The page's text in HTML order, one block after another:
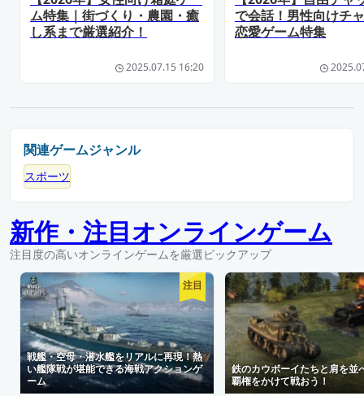
ム特集｜街づくり・農園・癒
し系まで厳選紹介！
2025.07.15 16:20
で会話！男性向けチ
恋愛ゲーム特集
関連ゲームジャンル
スポーツ
新作・注目オンラインゲーム
注目度の高いオンラインゲームを厳選ピックアップ
戦艦・空母・潜水艦をリアルに再現！熱
い艦隊戦が堪能できる海戦アクションゲ
ーム
注目
鉄のカウボーイたちと肩を並
覇権をかけて戦おう！